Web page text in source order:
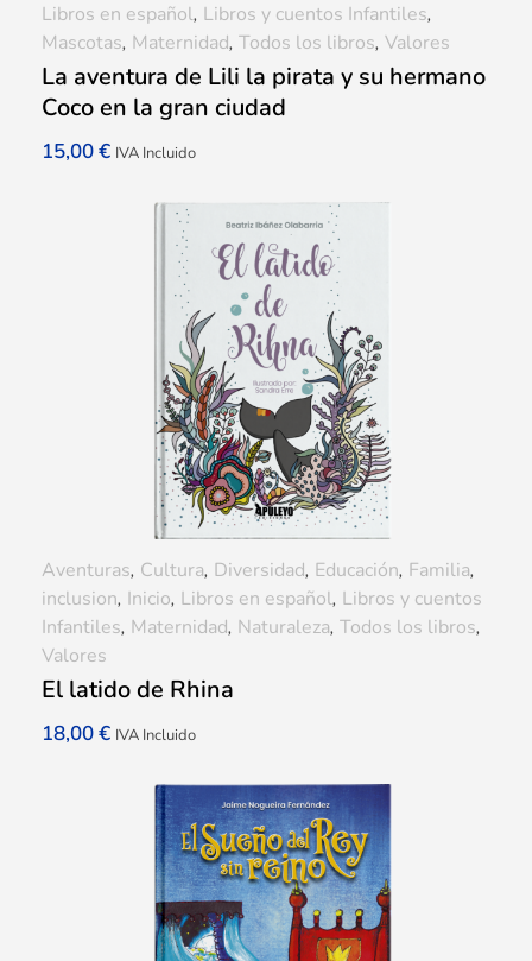
La aventura de Lili la pirata y su hermano
Coco en la gran ciudad
15,00€ IVA Incluido
Libros en español, Libros y cuentos Infantiles,
Mascotas, Maternidad, Todos los libros, Valores
El latido de Rhina
18,00€ IVA Incluido
Aventuras, Cultura, Diversidad, Educación, Familia,
inclusion, Inicio, Libros en español, Libros y cuentos
Infantiles, Maternidad, Naturaleza, Todos los libros,
Valores